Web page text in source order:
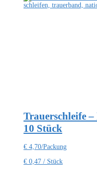
Trauerschleife –
10 Stück
€ 4,70/Packung
€ 0,47 / Stück